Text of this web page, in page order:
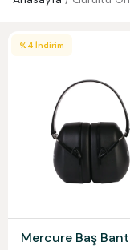
%4 İndirim
Mercure Baş